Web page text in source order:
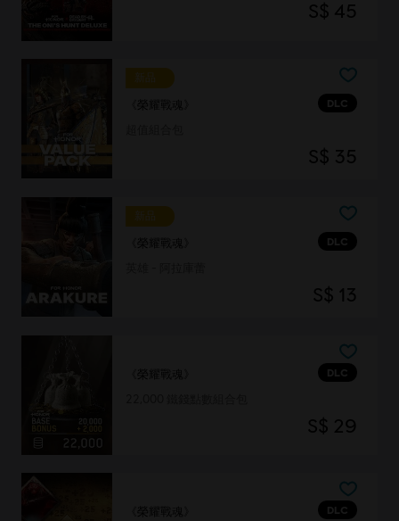
S$ 45
DLC
《榮耀戰魂》
S$ 35
DLC
《榮耀戰魂》
S$ 13
DLC
《榮耀戰魂》
S$ 29
DLC
《榮耀戰魂》